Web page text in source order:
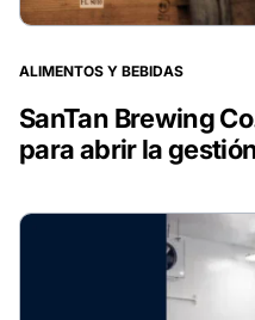
ALIMENTOS Y BEBIDAS
SanTan Brewing
para abrir la